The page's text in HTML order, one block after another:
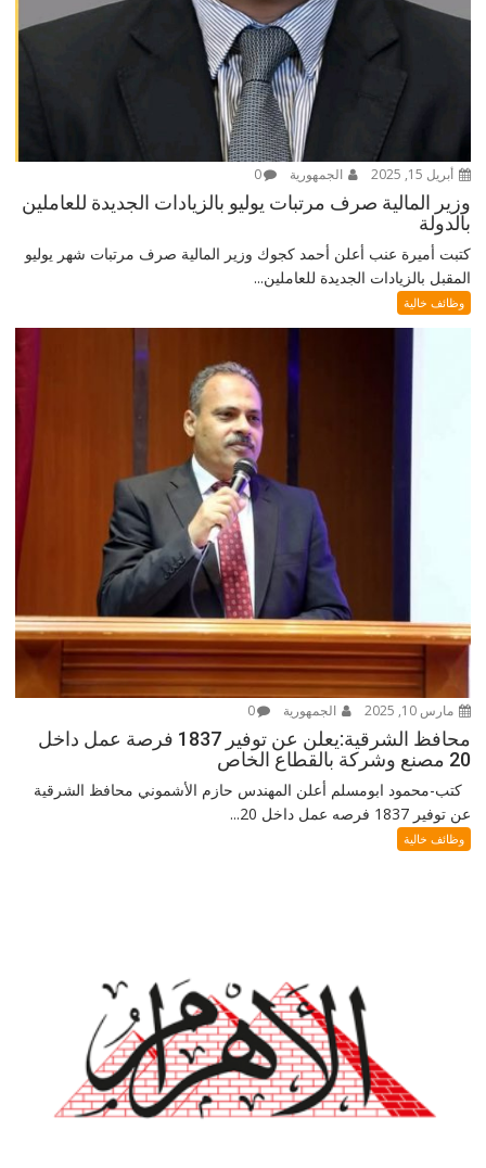
أبريل 15, 2025 الجمهورية 0
وزير المالية صرف مرتبات يوليو بالزيادات الجديدة للعاملين
بالدولة
كتبت أميرة عنب أعلن أحمد كجوك وزير المالية صرف مرتبات شهر يوليو
المقبل بالزيادات الجديدة للعاملين...
وظائف خالية
مارس 10, 2025 الجمهورية 0
محافظ الشرقية:يعلن عن توفير 1837 فرصة عمل داخل
20 مصنع وشركة بالقطاع الخاص
كتب-محمود ابومسلم أعلن المهندس حازم الأشموني محافظ الشرقية
عن توفير 1837 فرصه عمل داخل 20...
وظائف خالية